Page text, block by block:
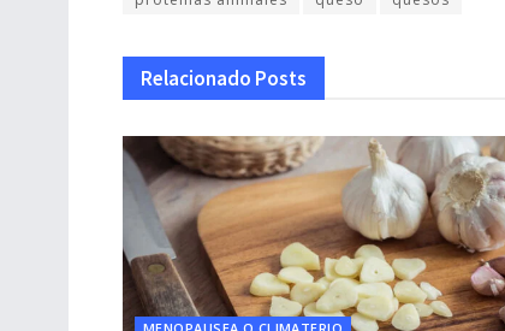
Relacionado Posts